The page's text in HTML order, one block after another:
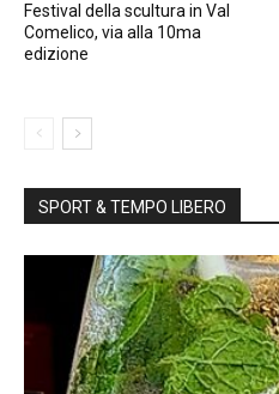
Festival della scultura in Val
Comelico, via alla 10ma
edizione
SPORT & TEMPO LIBERO